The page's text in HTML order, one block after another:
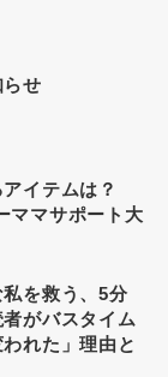
せ
イテムは？
ママサポート大
を救う、5分
がバスタイム
れた」理由と